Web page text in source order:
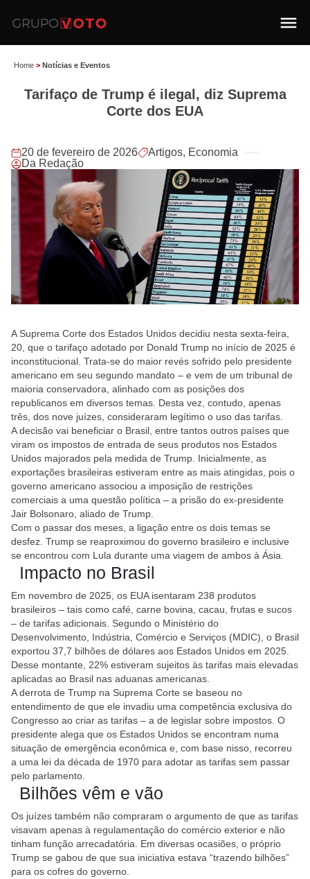
Home > Notícias e Eventos
Tarifaço de Trump é ilegal, diz Suprema
Corte dos EUA
20 de fevereiro de 2026 Artigos, Economia
Da Redação
A Suprema Corte dos Estados Unidos decidiu nesta sexta-feira,
20, que o tarifaço adotado por Donald Trump no início de 2025 é
inconstitucional. Trata-se do maior revés sofrido pelo presidente
americano em seu segundo mandato – e vem de um tribunal de
maioria conservadora, alinhado com as posições dos
republicanos em diversos temas. Desta vez, contudo, apenas
três, dos nove juízes, consideraram legítimo o uso das tarifas.
A decisão vai beneficiar o Brasil, entre tantos outros países que
viram os impostos de entrada de seus produtos nos Estados
Unidos majorados pela medida de Trump. Inicialmente, as
exportações brasileiras estiveram entre as mais atingidas, pois o
governo americano associou a imposição de restrições
comerciais a uma questão política – a prisão do ex-presidente
Jair Bolsonaro, aliado de Trump.
Com o passar dos meses, a ligação entre os dois temas se
desfez. Trump se reaproximou do governo brasileiro e inclusive
se encontrou com Lula durante uma viagem de ambos à Ásia.
Impacto no Brasil
Em novembro de 2025, os EUA isentaram 238 produtos
brasileiros – tais como café, carne bovina, cacau, frutas e sucos
– de tarifas adicionais. Segundo o Ministério do
Desenvolvimento, Indústria, Comércio e Serviços (MDIC), o Brasil
exportou 37,7 bilhões de dólares aos Estados Unidos em 2025.
Desse montante, 22% estiveram sujeitos às tarifas mais elevadas
aplicadas ao Brasil nas aduanas americanas.
A derrota de Trump na Suprema Corte se baseou no
entendimento de que ele invadiu uma competência exclusiva do
Congresso ao criar as tarifas – a de legislar sobre impostos. O
presidente alega que os Estados Unidos se encontram numa
situação de emergência econômica e, com base nisso, recorreu
a uma lei da década de 1970 para adotar as tarifas sem passar
pelo parlamento.
Bilhões vêm e vão
Os juízes também não compraram o argumento de que as tarifas
visavam apenas à regulamentação do comércio exterior e não
tinham função arrecadatória. Em diversas ocasiões, o próprio
Trump se gabou de que sua iniciativa estava “trazendo bilhões”
para os cofres do governo.